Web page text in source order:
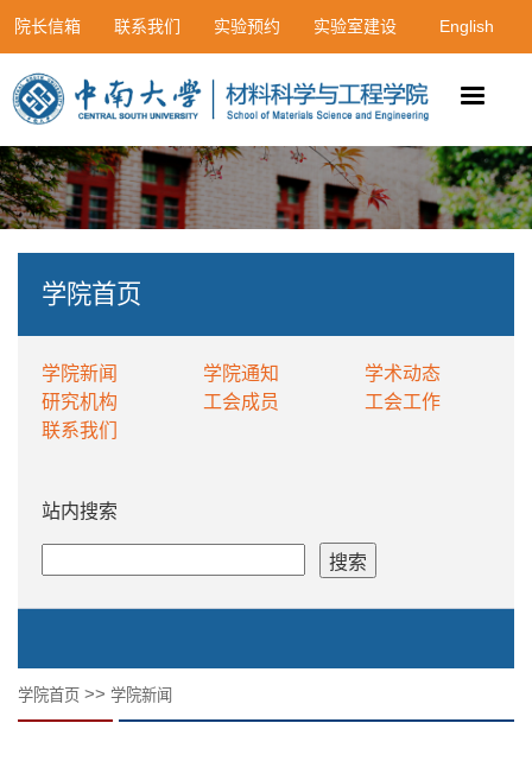
院长信箱 联系我们 实验预约 实验室建设 English
学院首页
学院新闻 学院通知
学术动态
研究机构
工会成员
工会工作
联系我们
站内搜索
学院首页 >> 学院新闻